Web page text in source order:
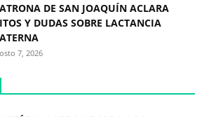
DE SAN JOAQUÍN ACLARA
Y DUDAS SOBRE LACTANCIA
7, 2026